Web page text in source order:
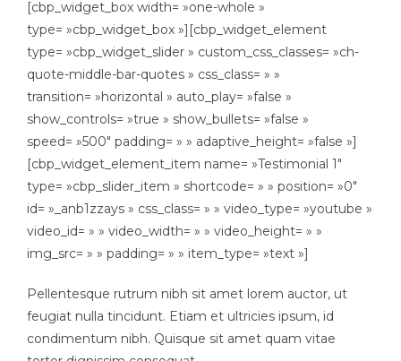
[cbp_widget_box width= »one-whole »
type= »cbp_widget_box »][cbp_widget_element
type= »cbp_widget_slider » custom_css_classes= »ch-
quote-middle-bar-quotes » css_class= » »
transition= »horizontal » auto_play= »false »
show_controls= »true » show_bullets= »false »
speed= »500″ padding= » » adaptive_height= »false »]
[cbp_widget_element_item name= »Testimonial 1″
type= »cbp_slider_item » shortcode= » » position= »0″
id= »_anb1zzays » css_class= » » video_type= »youtube »
video_id= » » video_width= » » video_height= » »
img_src= » » padding= » » item_type= »text »]
Pellentesque rutrum nibh sit amet lorem auctor, ut
feugiat nulla tincidunt. Etiam et ultricies ipsum, id
condimentum nibh. Quisque sit amet quam vitae